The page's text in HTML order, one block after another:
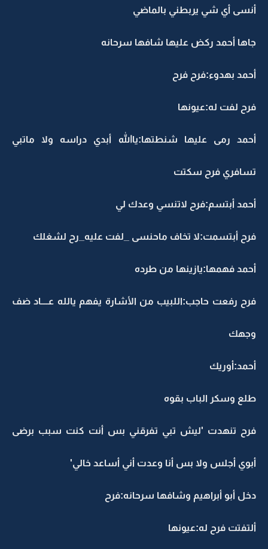
أنسى أي شي يربطني بالماضي
جاها أحمد ركض عليها شافها سرحانه
أحمد بهدوء:فرح فرح
فرح لفت له:عيونها
أحمد رمى عليها شنطتها:ياالله أبدي دراسه ولا ماتبي
تسافري فرح سكتت
أحمد أبتسم:فرح لاتنسي وعدك لي
فرح أبتسمت:لا تخاف ماحنسى _لفت عليه_رح لشغلك
أحمد فهمها:يازينها من طرده
فرح رفعت حاجب:اللبيب من الأشارة يفهم يالله عــــاد ضف
وجهك
أحمد:أوريك
طلع وسكر الباب بقوه
فرح تنهدت 'ليش تبي تفرقني بس أنت كنت سبب برضى
أبوي أجلس ولا بس أنا وعدت أني أساعد خالي'
دخل أبو أبراهيم وشافها سرحانه:فرح
ألتفتت فرح له:عيونها